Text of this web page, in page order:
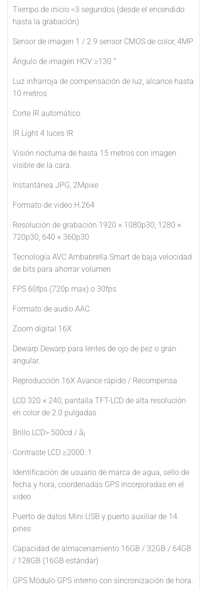
Tiempo de inicio <3 segundos (desde el encendido
hasta la grabación)
Sensor de imagen 1 / 2.9 sensor CMOS de color, 4MP
Ángulo de imagen HOV ≥130 °
Luz infrarroja de compensación de luz, alcance hasta
10 metros
Corte IR automático
IR Light 4 luces IR
Visión nocturna de hasta 15 metros con imagen
visible de la cara.
Instantánea JPG, 2Mpixe
Formato de video H.264
Resolución de grabación 1920 × 1080p30, 1280 ×
720p30, 640 × 360p30
Tecnología AVC Ambabrella Smart de baja velocidad
de bits para ahorrar volumen
FPS 60fps (720p max) o 30fps
Formato de audio AAC
Zoom digital 16X
Dewarp Dewarp para lentes de ojo de pez o gran
angular.
Reproducción 16X Avance rápido / Recompensa
LCD 320 × 240, pantalla TFT-LCD de alta resolución
en color de 2.0 pulgadas
Brillo LCD> 500cd / ã¡
Contraste LCD ≥2000: 1
Identificación de usuario de marca de agua, sello de
fecha y hora, coordenadas GPS incorporadas en el
video
Puerto de datos Mini USB y puerto auxiliar de 14
pines
Capacidad de almacenamiento 16GB / 32GB / 64GB
/ 128GB (16GB estándar)
GPS Módulo GPS interno con sincronización de hora.